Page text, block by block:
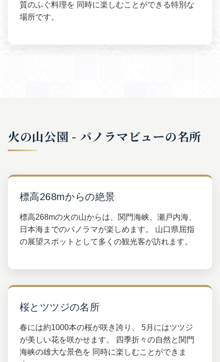
質のふぐ料理を 同時に楽しむことができる特別な
場所です。
火の山公園 - パノラマビューの名所
標高268mからの絶景
標高268mの火の山からは、関門海峡、瀬戸内海、
日本海までのパノラマが楽しめます。 山口県屈指
の展望スポットとして多くの観光客が訪れます。
桜とツツジの名所
春には約1000本の桜が咲き誇り、 5月にはツツジ
が美しい花を咲かせます。 四季折々の自然と関門
海峡の雄大な景色を 同時に楽しむことができま